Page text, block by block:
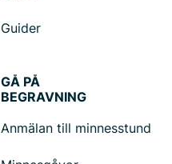
Guider
GÅ PÅ
BEGRAVNING
Anmälan till minnesstund